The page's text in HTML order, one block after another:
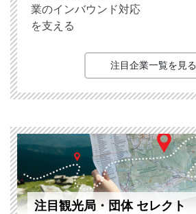
業のインバウンド対応
を支える
注目企業一覧を見る
注目観光局・団体 セレクト